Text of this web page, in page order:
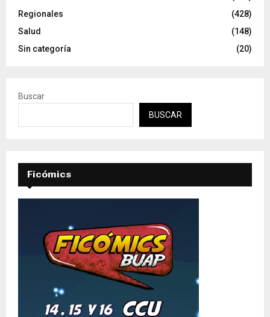
Regionales
(428)
Salud
(148)
Sin categoría
(20)
Buscar
BUSCAR
Ficómics